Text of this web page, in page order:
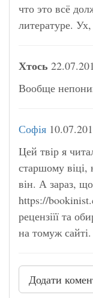
что это всё
литературе.
Хтось
Вообще
Софія
Цей твір я
старшому віці,
він. А зараз,
https://
рецензіїї та
на томуж сайті.
Додати